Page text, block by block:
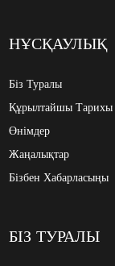
НҰСҚАУЛЫҚ
Біз Туралы
Құрылтайшы Тарихы
Өнімдер
Жаңалықтар
Бізбен Хабарласыңы
БІЗ ТУРАЛЫ